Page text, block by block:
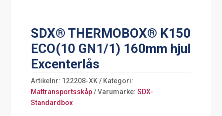
SDX® THERMOBOX® K150
ECO(10 GN1/1) 160mm hjul
Excenterlås
Artikelnr: 122208-XK
Kategori:
Mattransportsskåp
Varumärke:SDX-
Standardbox